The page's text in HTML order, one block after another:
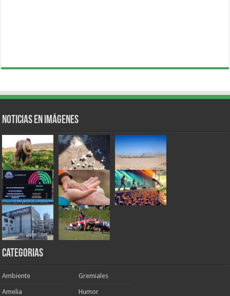
Noticias en Imágenes
Categorias
Ambiente
Amelia
Gremiales
Humor